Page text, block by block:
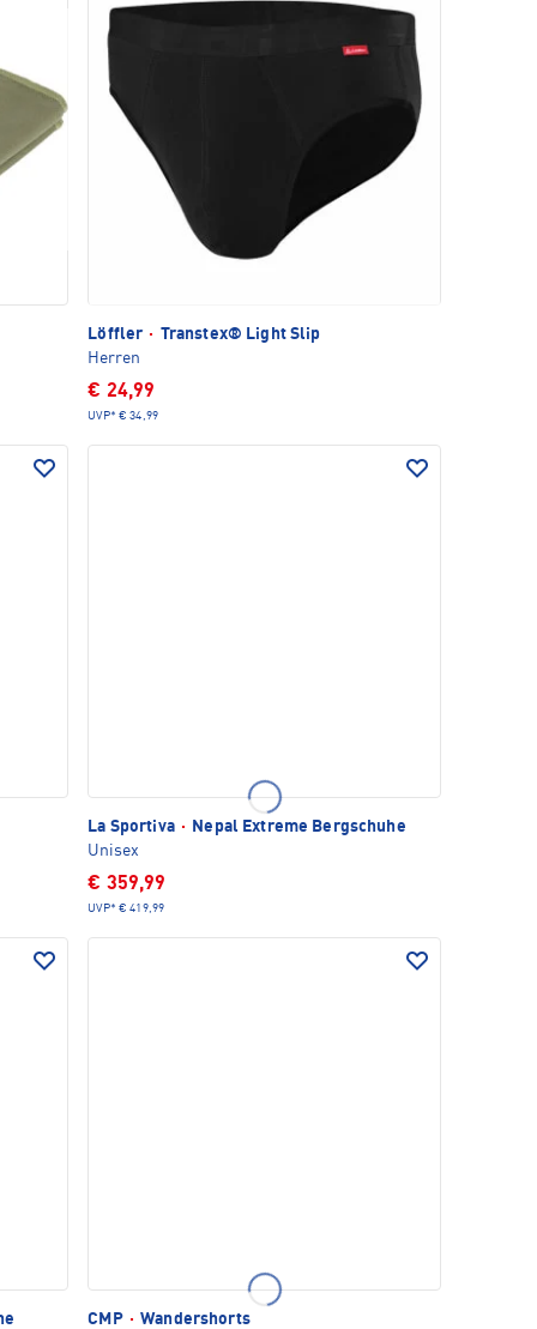
Löffler · Transtex® Light Slip
Herren
€ 24,99
UVP* € 34,99
La Sportiva ·
Nepal Extreme Bergschuhe
Unisex
€ 359,99
UVP* € 419,99
CMP · Wandershorts